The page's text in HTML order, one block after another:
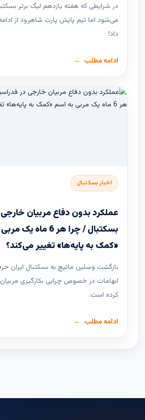
در شرایطی که هفته یازدهم لیگ ‌برتر
می‌شود اما تیم پایش پارت شاهرود از
داد!
ادامه مطلب
اخبار بسکتبال
عملکرد بدون دفاع مربیان
بسکتبال / چرا هر 6 ماه
«کمک به پایه‌ها» تغییر می‌کند؟
بازگشت وسلین ماتیچ به بسکتبال ایران
ابهامات در خصوص چرایی بکارگیری
کرده است.
ادامه مطلب